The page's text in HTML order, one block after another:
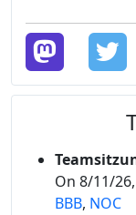
On 8/11/
BBB, NOC